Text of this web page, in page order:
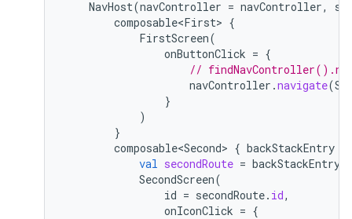
NavHost(navController = navController,
composable<First> {
FirstScreen(
onButtonClick = {
//
navController .navigate(
}
)
}
composable<Second> { backStackEntry
val secondRoute = backStackEntry
SecondScreen(
id = secondRoute. id,
onIconClick = {